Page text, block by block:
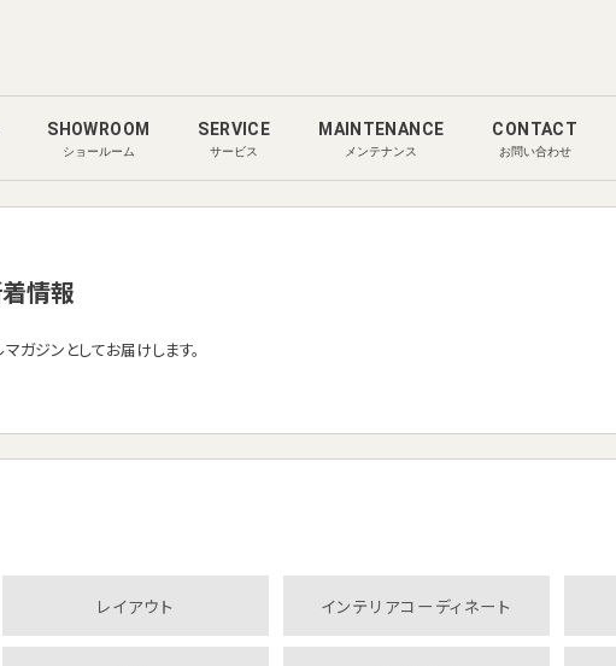
SHOWROOM
ショールーム
SERVICE
サービス
MAINTENANCE
メンテナンス
CONTACT
お問い合わせ
情報
ガジンとしてお届けします。
レイアウト インテリアコーディネート